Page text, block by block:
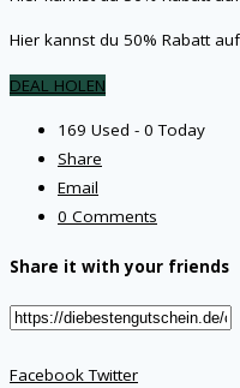
Hier kannst du 50% Rabatt
DEAL HOLEN
169 Used - 0 Today
Share
Email
0 Comments
Share it with your friends
FacebookTwitter